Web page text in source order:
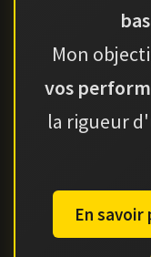
Mon
vos
la rigueur
En